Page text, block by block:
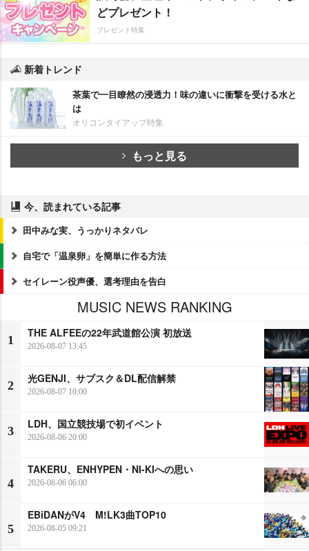
どプレゼント！
プレゼント特集
新着トレンド
茶葉で一目瞭然の浸透力！味の違いに衝撃を受ける水と
は
オリコンタイアップ特集
もっと見る
今、読まれている記事
田中みな実、うっかりネタバレ
自宅で「温泉卵」を簡単に作る方法
セイレーン役声優、選考理由を告白
MUSIC NEWS RANKING
1
THE ALFEEの22年武道館公演 初放送
2026-08-07 13:45
2
光GENJI、サブスク＆DL配信解禁
2026-08-07 10:00
3
LDH、国立競技場で初イベント
2026-08-06 20:00
4
TAKERU、ENHYPEN・NI-KIへの思い
2026-08-06 06:00
5
EBiDANがV4 M!LK3曲TOP10
2026-08-05 09:21